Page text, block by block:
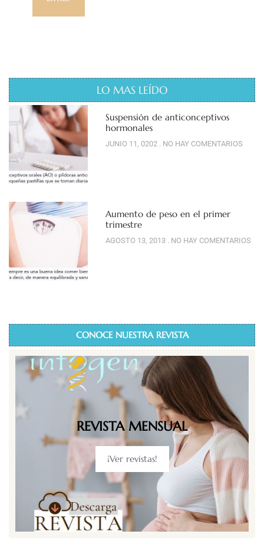
LO MAS LEÍDO
Suspensión de anticonceptivos
hormonales
JUNIO 11, 0202 NO HAY COMENTARIOS
Aumento de peso en el primer
trimestre
AGOSTO 13, 2013 NO HAY COMENTARIOS
CONOCE NUESTRA REVISTA
REVISTA MENSUAL
¡Ver revistas!